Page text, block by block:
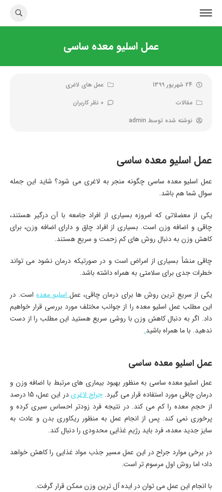
عمل اسلیو معده ساسی
24 شهریور 1399
عمل های لاغری
مقالات
0 نظر کاربران
نوشته شده توسط admin
عمل اسلیو معده ساسی
عمل اسلیو معده ساسی چگونه منجر به لاغری می شود؟ شاید این جمله
سوال شما هم باشد.
یکی از معضلاتی که امروزه بسیاری از افراد جامعه با آن درگیر هستند،
چاقی و اضافه وزن است. بسیاری از افراد چاق و دارای اضافه وزن، برای
کاهش وزن به دنبال روش های کم زحمت و سریع هستند.
چاقی منشأ بسیاری از امراض است و در صورتیکه درمان نشود می تواند
خطرات جدی برای سلامتی به همراه داشته باشد.
یکی از سریع ترین روش ها برای درمان چاقی، عملاسلیو معدهاست. در
این مطلب عمل اسلیو معده را از جوانب مختلف مورد بررسی قرار خواهیم
داد. اگر به دنبال کاهش وزن با روشی سریع هستید این مطلب را از دست
ندهید. با ما همراه باشید.
عمل اسلیو معده ساسی
عمل اسلیو معده ساسی به منظور بهبود بیماری های مرتبط با اضافه وزن و
درمان چاقی مورد استفاده قرار می گیرد.جراح لاغری
در این عمل، 15 درصد
از حجم معده را کم می کند. در نتیجه فرد زودتر احساس سیری کرده و
پرخوری نمی کند. پس از انجام عمل به منظور ریکاوری بدن و عادت به
سایز جدید معده، فرد باید رژیم غذایی محدودی را دنبال کند.
در برخی موارد جراح در این عمل مسیر جذب مواد غذایی را کاهش خواهد
داد؛ اما روش اول مرسوم تر است.
با انجام این عمل می توان در ایده آل ترین وزن ممکن قرار گرفت.